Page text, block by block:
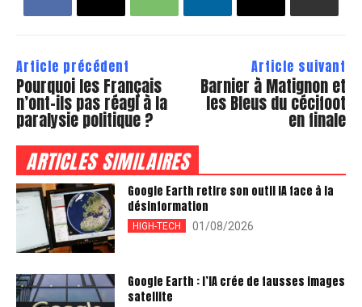
Article précédent
Pourquoi les Français
n’ont-ils pas réagi à la
paralysie politique ?
Article suivant
Barnier à Matignon et
les Bleus du cécifoot
en finale
ARTICLES SIMILAIRES
Google Earth retire son outil IA face à la
désinformation
HIGH-TECH 01/08/2026
Google Earth : l’IA crée de fausses images
satellite